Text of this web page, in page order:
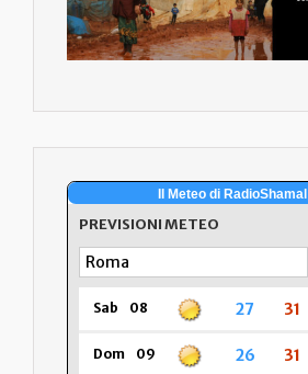
Il Meteo di RadioShamal